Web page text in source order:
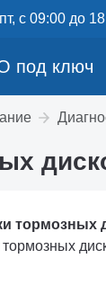
с 09:00 до
под ключ
тормозных